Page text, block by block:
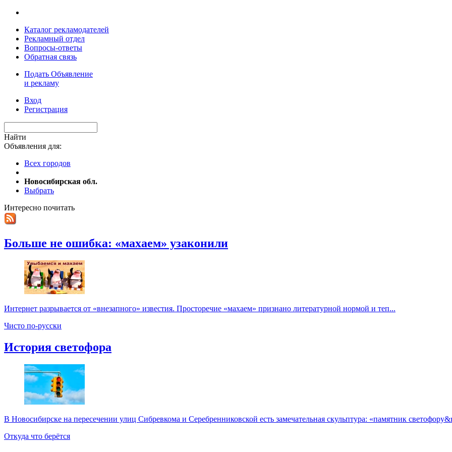
Каталог рекламодателей
Рекламный отдел
Вопросы-ответы
Обратная связь
Подать Объявление
и рекламу
Вход
Регистрация
Найти
Объявления для:
Всех городов
Новосибирская обл.
Выбрать
Интересно почитать
Больше не ошибка: «махаем» узаконили
Интернет разрывается от «внезапного» известия. Просторечие «махаем» признано литературной нормой и теп...
Чисто по-русски
История светофора
В Новосибирске на пересечении улиц Сибревкома и Серебренниковской есть замечательная скульптура: «памятник
Откуда что берётся